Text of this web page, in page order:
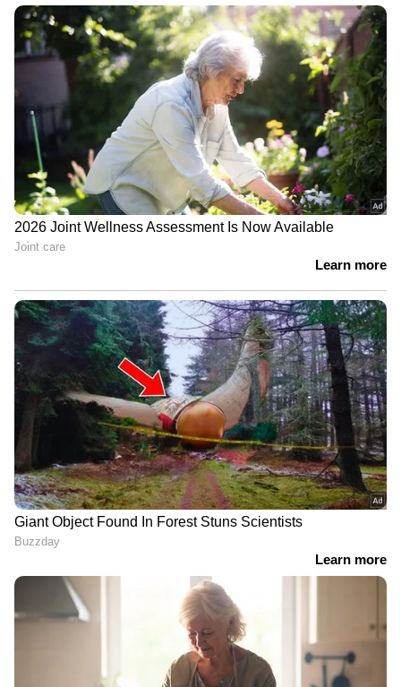
പവര്‍ പ്ലേക്ക് പിന്നാലെ മഴകാരണം മത്സരം
നിര്‍ത്തിവെച്ചു. പിന്നീട് പുനരാംഭിച്ചപ്പോള്‍
ഓവറുകള്‍ വെട്ടിക്കുറച്ചില്ലെങ്കിലും മുംബൈക്ക്
സ്കോറിംഗ് നിരക്ക് ഉയര്‍ത്താനായില്ല. തിലക്
വര്‍മയും ക്യാപ്റ്റൻ ഹാര്‍ദിക് പാണ്ഡ്യയും
ക്രീസില്‍ പിടിച്ചു നിന്നു. ഇതിനിടെ തിലക് വര്‍മ
നല്‍കിയ ക്യാച്ച് വരുണ്‍ കൈവിട്ടു. പിന്നാലെ
സുനില്‍ നരെയ്നെതിരെ തിലക് വര്‍മയും
വരുണ്‍ ചക്രവര്‍ത്തിക്കെതിരെ ഹാര്‍ദിക്
പാണ്ഡ്യയും സിക്സുകള്‍ പറത്തി മുംബൈക്ക്
പ്രതീക്ഷ നല്‍കി.എന്നാല്‍ പതിനാാലം ഓവറില്‍
തിലക് വര്‍മയെ(32 പന്തില്‍ 20) പുറത്താക്കി
കാര്‍ത്തിക് ത്യാഗി കൂട്ടുകെട്ട് പൊളിച്ചു.
പിന്നാലെ പതിനാറാം ഓവറില്‍ ഹാര്‍ദിക്കിനെ
സുനില്‍ നരെയ്ന്‍ ബൗള്‍ഡാക്കി. വില്‍
ജാക്സിനെ(7 പന്തില്‍ 14) പുറത്താക്കിയതോടെ
മുംബൈയുടെ അവസാന പ്രതീക്ഷയും
തകര്‍ന്നു. 17 ഓവറില്‍ 115-7 എന്ന
സ്കോറിലായിരുന്ന മുംബൈയെ അവസാന
മൂന്നോവറില്‍ 20 പന്തില്‍ 42 റണ്‍സടിച്ച
കോര്‍ബിന്‍ ബോഷും(18 പന്തില്‍ 32*) ദീപക്
ചാഹറും(7 പന്തില്‍ 10) ചേര്‍ന്നാണ് മുംബൈയെ
പൊരുതാവുന്ന സ്കോറിലെത്തിച്ചത്.